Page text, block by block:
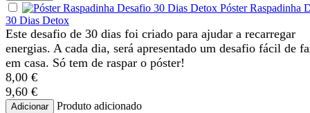
Póster Raspadinha
30 Dias Detox
Este desafio de 30 dias foi criado para ajudar a recarregar
energias. A cada dia, será apresentado um desafio fácil de
em casa. Só tem de raspar o póster!
8,00 €
9,60 €
Adicionar Produto adicionado